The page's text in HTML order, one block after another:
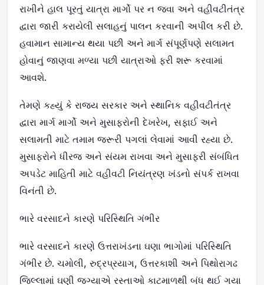
રાખીને હાલ પૂરતું યાત્રા માર્ગો પર ન જવા અને વહીવટીતંત્ર
દ્વારા જારી કરાયેલી સલાહનું પાલન કરવાની અપીલ કરી છે.
હવામાન સામાન્ય થયા પછી અને માર્ગ સંપૂર્ણપણે સલામત
હોવાનું જાણવા મળ્યા પછી યાત્રાઓ ફરી શરૂ કરવામાં
આવશે.
તેમણે કહ્યું કે રાજ્ય સરકાર અને સ્થાનિક વહીવટીતંત્ર
દ્વારા માર્ગ માર્ગો અને મુસાફરોની દેખરેખ, સફાઈ અને
સલામતી માટે તમામ જરૂરી પગલાં લેવામાં આવી રહ્યા છે.
મુસાફરોને ધીરજ અને સંયમ રાખવા અને મુસાફરી સંબંધિત
અપડેટ માહિતી માટે વહીવટી નિયંત્રણ ખંડનો સંપર્ક રાખવા
વિનંતી છે.
ભારે વરસાદને કારણે પરિસ્થિતિ ગંભીર
ભારે વરસાદને કારણે ઉત્તરાખંડના ઘણા ભાગોમાં પરિસ્થિતિ
ગંભીર છે. ચમોલી, રુદ્રપ્રયાગ, ઉત્તરકાશી અને પિથોરાગઢ
જિલ્લામાં ઘણી જગ્યાએ રસ્તાઓ કાટમાળથી બંધ થઈ ગયા